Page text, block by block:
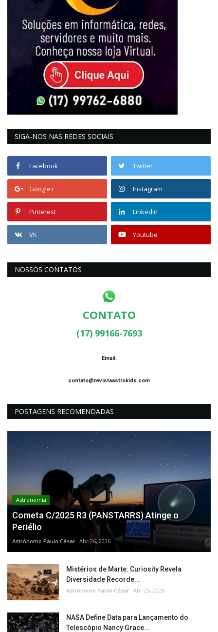
SIGA-NOS NAS REDES SOCIAIS
Facebook Twitter
Google+ Instagram
Pinterest Linkedin
VK Youtube
NOSSOS CONTATOS
CONTATO
(17) 99166-7693
Email:
contato@revistaastrokids.com
POSTAGENS RECOMENDADAS
Astronomia
Cometa C/2025 R3 (PANSTARRS) Atinge o
Periélio
Astrônomo Paulo César Abr 26, 2026
Mistérios de Marte: Curiosity Revela
Diversidade Recorde...
Astrônomo Paulo César Abr 25, 2026
NASA Define Data para Lançamento do
Telescópio Nancy Grace...